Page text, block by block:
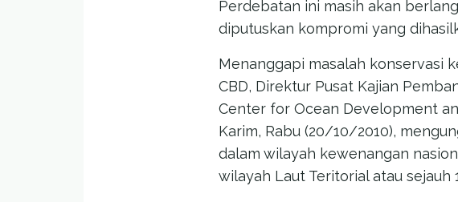
Perdebatan ini masih akan
diputuskan kompromi yang
Menanggapi masalah konservasi
CBD, Direktur Pusat Kajian
Center for Ocean Development
Karim, Rabu (20/10/2010),
dalam wilayah kewenangan
wilayah Laut Teritorial atau sejauh